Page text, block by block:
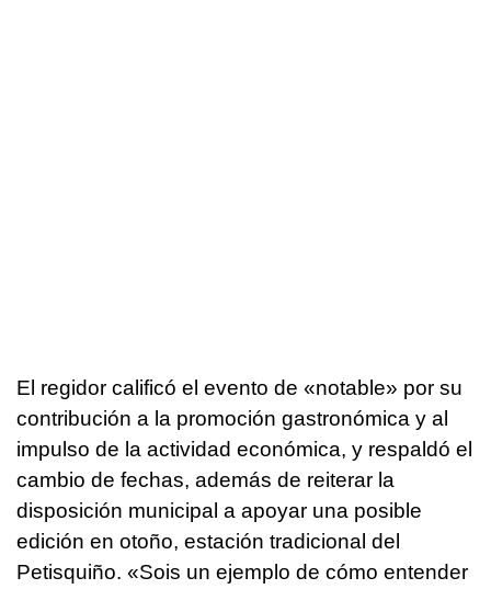
El regidor calificó el evento de «notable» por su
contribución a la promoción gastronómica y al
impulso de la actividad económica, y respaldó el
cambio de fechas, además de reiterar la
disposición municipal a apoyar una posible
edición en otoño, estación tradicional del
Petisquiño. «Sois un ejemplo de cómo entender